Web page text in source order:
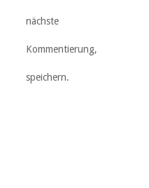
nächste
Kommentierung,
speichern.